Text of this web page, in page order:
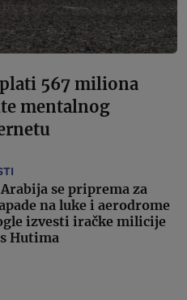
567 miliona
mentalnog
se priprema za
na luke i aerodrome
izvesti iračke milicije
Hutima